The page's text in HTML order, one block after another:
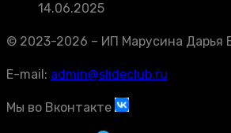
14.06.2025
© 2023-2026 – ИП Марусина Дарья
E-mail: admin@slideclub.ru
Мы во Вконтакте